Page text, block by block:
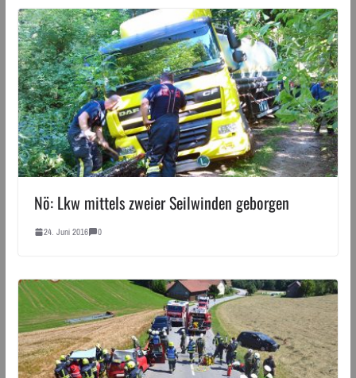
Nö: Lkw mittels zweier Seilwinden geborgen
24. Juni 2016 0